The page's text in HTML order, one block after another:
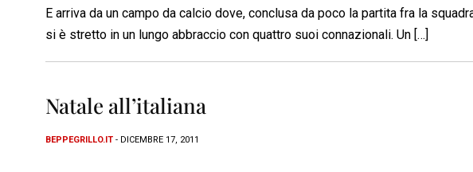
E arriva da un campo da calcio dove, conclusa da poco la partita fra la
si è stretto in un lungo abbraccio con quattro suoi connazionali. Un […]
Natale all’italiana
BEPPEGRILLO.IT - DICEMBRE 17, 2011